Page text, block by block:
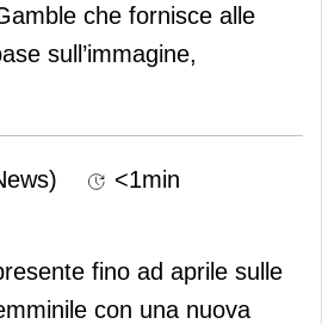
che fornisce alle
sull’immagine,
<1min
fino ad aprile sulle
con una nuova